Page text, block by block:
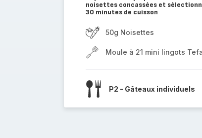
noisettes concassées et
30 minutes de cuisson
50g Noisettes
Moule à 21 mini lingots
P2 - Gâteaux individuels